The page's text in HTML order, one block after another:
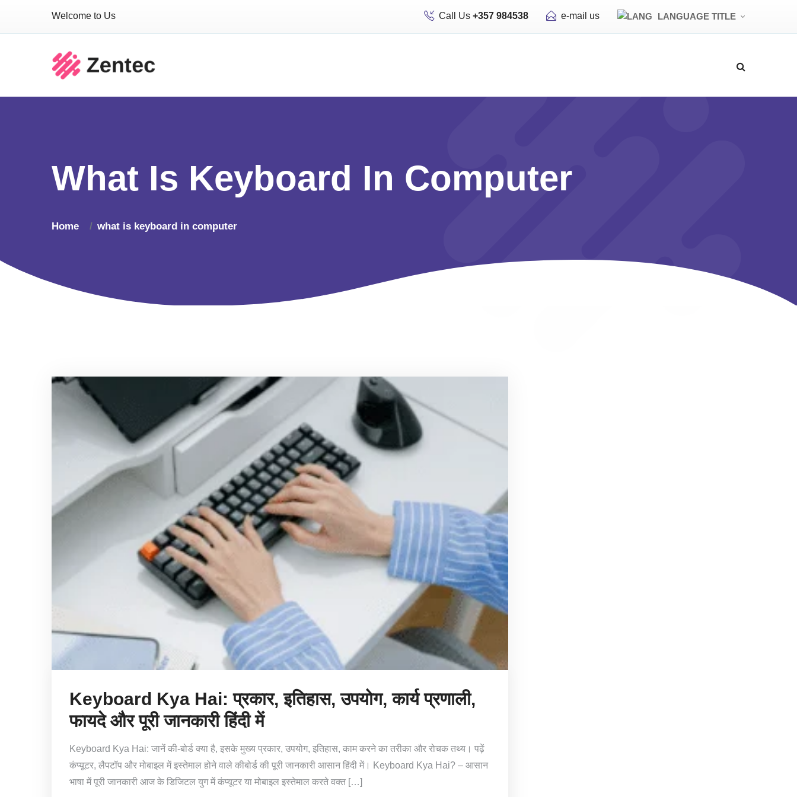
Welcome to Us Call Us +357 984538 e-mail us LANGUAGE TITLE
What Is Keyboard In Computer
Home what is keyboard in computer
Keyboard Kya Hai: प्रकार, इतिहास, उपयोग, कार्य प्रणाली,
फायदे और पूरी जानकारी हिंदी में
Keyboard Kya Hai: जानें की-बोर्ड क्या है, इसके मुख्य प्रकार, उपयोग, इतिहास, काम करने का तरीका और रोचक तथ्य। पढ़ें
कंप्यूटर, लैपटॉप और मोबाइल में इस्तेमाल होने वाले कीबोर्ड की पूरी जानकारी आसान हिंदी में। Keyboard Kya Hai? – आसान
भाषा में पूरी जानकारी आज के डिजिटल युग में कंप्यूटर या मोबाइल इस्तेमाल करते वक्त […]